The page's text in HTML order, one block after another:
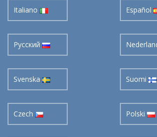
Italiano Español
Pусский
Svenska Suomi
Czech Polski